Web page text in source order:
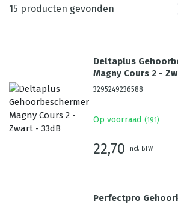
15 producten gevonden
Deltaplus
Magny Cours 2 -
3295249236588
Op voorraad (191 )
22,70 incl. BTW
Perfectpro